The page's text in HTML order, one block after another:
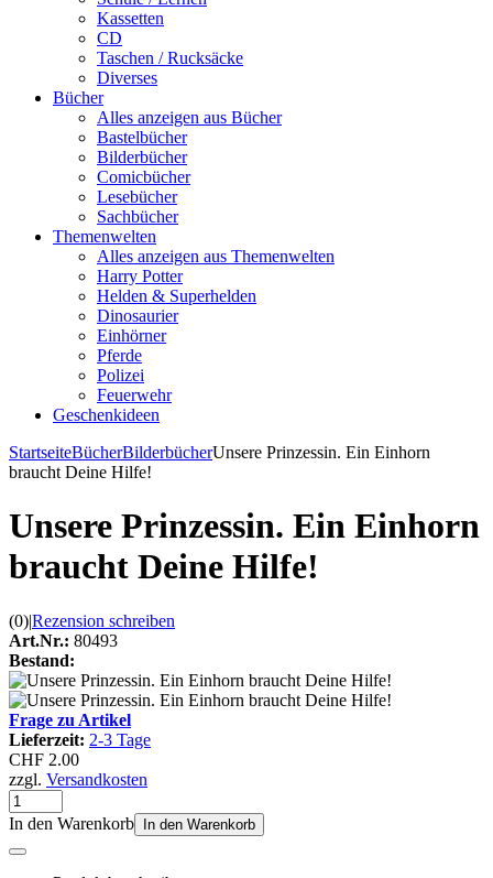
Kassetten
CD
Taschen / Rucksäcke
Diverses
Bücher
Alles anzeigen aus Bücher
Bastelbücher
Bilderbücher
Comicbücher
Lesebücher
Sachbücher
Themenwelten
Alles anzeigen aus Themenwelten
Harry Potter
Helden & Superhelden
Dinosaurier
Einhörner
Pferde
Polizei
Feuerwehr
Geschenkideen
StartseiteBücherBilderbücherUnsere Prinzessin. Ein Einhorn
braucht Deine Hilfe!
Unsere Prinzessin. Ein Einhorn
braucht Deine Hilfe!
(0)|Rezension schreiben
Art.Nr.: 80493
Bestand:
Frage zu Artikel
Lieferzeit: 2-3 Tage
CHF 2.00
zzgl. Versandkosten
In den Warenkorb In den Warenkorb